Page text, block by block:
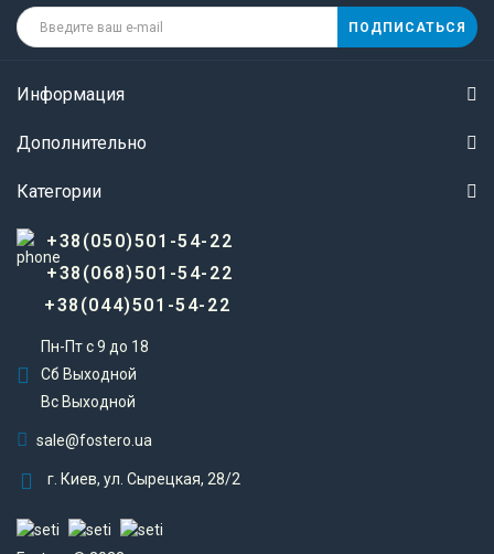
ПОДПИСАТЬСЯ
Информация
Дополнительно
Категории
+38(050)501-54-22
+38(068)501-54-22
+38(044)501-54-22
Пн-Пт с 9 до 18
Сб Выходной
Вс Выходной
sale@fostero.ua
г. Киев, ул. Сырецкая, 28/2